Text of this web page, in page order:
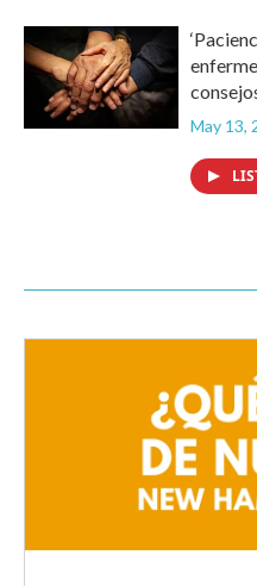
May 13,